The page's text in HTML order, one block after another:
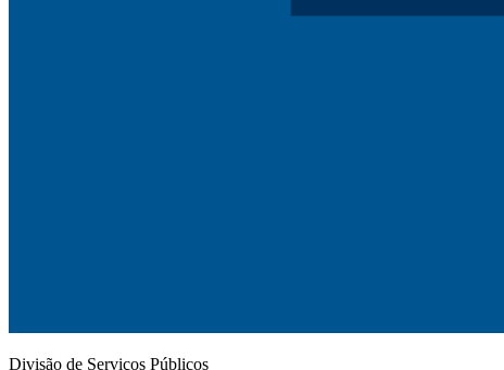
Divisão de Serviços Públicos